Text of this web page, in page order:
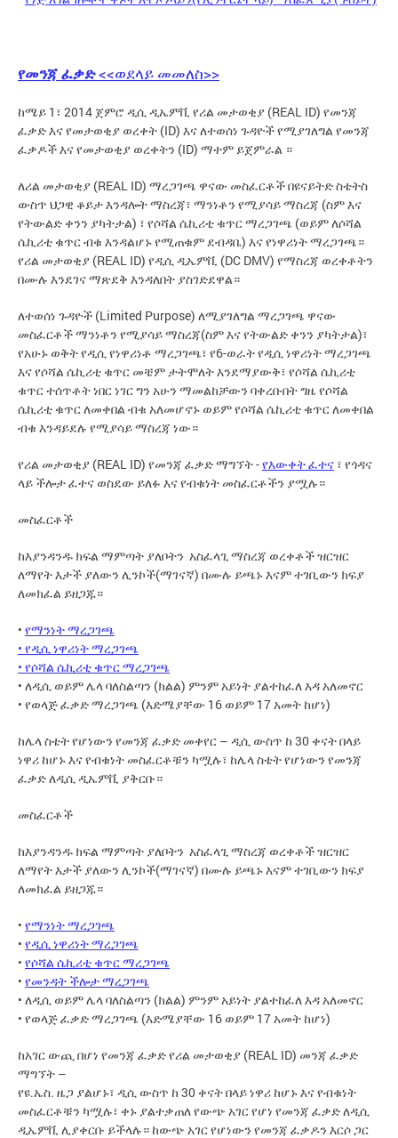
የመንጃ ፈቃድ<<ወደላይ መመለስ>>
ከሜይ 1፣ 2014 ጀምሮ ዲሲ ዲኤምቪ የሪል መታወቂያ (REAL ID) የመንጃ
ፈቃድ እና የመታወቂያ ወረቀት (ID) እና ለተወሰነ ጉዳዮች የሚያገለግል የመንጃ
ፈቃዶች እና የመታወቂያ ወረቀትን (ID) ማተም ይጀምራል ።
ለሪል መታወቂያ (REAL ID) ማረጋገጫ ዋናው መስፈርቶች በዩናይትድ ስቴትስ
ውስጥ ህጋዊ ቆይታ እንዳሎት ማስረጃ፣ ማንነቶን የሚያሳይ ማስረጃ (ስም እና
የትውልድ ቀንን ያካትታል) ፣ የሶሻል ሴኪሪቲ ቁጥር ማረጋገጫ (ወይም ለሶሻል
ሴኪሪቲ ቁጥር ብቁ እንዳልሆኑ የሚጠቁም ደብዳቤ) እና የነዋሪነት ማረጋገጫ።
የሪል መታወቂያ (REAL ID) የዲሲ ዲኤምቪ (DC DMV) የማስረጃ ወረቀቶትን
በሙሉ እንደገና ማጽደቅ እንዳለበት ያስገድደዋል።
ለተወሰነ ጉዳዮች (Limited Purpose) ለሚያገለግል ማረጋገጫ ዋናው
መስፈርቶች ማንነቶን የሚያሳይ ማስረጃ(ስም እና የትውልድ ቀንን ያካትታል)፣
የአሁኑ ወቅት የዲሲ የነዋሪነቶ ማረጋገጫ፣ የ6-ወራት የዲሲ ነዋሪነት ማረጋገጫ
እና የሶሻል ሴኪሪቲ ቁጥር መቼም ታትሞለት እንደማያውቅ፣ የሶሻል ሴኪሪቲ
ቁጥር ተሰጥቶት ነበር ነገር ግን አሁን ማመልከቻውን ባቀረቡበት ግዜ የሶሻል
ሴኪሪቲ ቁጥር ለመቀበል ብቁ አለመሆኖኑ ወይም የሶሻል ሴኪሪቲ ቁጥር ለመቀበል
ብቁ እንዳይደሉ የሚያሳይ ማስረጃ ነው።
የሪል መታወቂያ (REAL ID) የመንጃ ፈቃድ ማግኘት -የእውቀት ፈተና ፣ የጎዳና
ላይ ችሎታ ፈተና ወስደው ይለፉ እና የብቁነት መስፈርቶችን ያሟሉ።
መስፈርቶች
ከእያንዳንዱ ክፍል ማምጣት ያለቦትን አስፈላጊ ማስረጃ ወረቀቶች ዝርዝር
ለማየት እታች ያለውን ሊንኮች(ማገናኛ) በሙሉ ይጫኑ እናም ተገቢውን ክፍያ
ለመክፈል ይዘጋጁ።
• የማንነት ማረጋገጫ
• የዲሲ ነዋሪነት ማረጋገጫ
• የሶሻል ሴኪሪቲ ቁጥር ማረጋገጫ
• ለዲሲ ወይም ሌላ ባለስልጣን (ክልል) ምንም አይነት ያልተከፈለ እዳ አለመኖር
• የወላጅ ፈቃድ ማረጋገጫ (እድሜያቸው 16 ወይም 17 አመት ከሆነ)
ከሌላ ስቴት የሆነውን የመንጃ ፈቃድ መቀየር – ዲሲ ውስጥ ከ 30 ቀናት በላይ
ነዋሪ ከሆኑ እና የብቁነት መስፈርቶቹን ካሟሉ፣ ከሌላ ስቴት የሆነውን የመንጃ
ፈቃድ ለዲሲ ዲኤምቪ ያቅርቡ።
መስፈርቶች
ከእያንዳንዱ ክፍል ማምጣት ያለቦትን አስፈላጊ ማስረጃ ወረቀቶች ዝርዝር
ለማየት እታች ያለውን ሊንኮች(ማገናኛ) በሙሉ ይጫኑ እናም ተገቢውን ክፍያ
ለመክፈል ይዘጋጁ።
• የማንነት ማረጋገጫ
• የዲሲ ነዋሪነት ማረጋገጫ
• የሶሻል ሴኪሪቲ ቁጥር ማረጋገጫ
• የመንዳት ችሎታ ማረጋገጫ
• ለዲሲ ወይም ሌላ ባለስልጣን (ክልል) ምንም አይነት ያልተከፈለ እዳ አለመኖር
• የወላጅ ፈቃድ ማረጋገጫ (እድሜያቸው 16 ወይም 17 አመት ከሆነ)
ከአገር ውጪ በሆነ የመንጃ ፈቃድ የሪል መታወቂያ (REAL ID) መንጃ ፈቃድ
ማግኘት –
የዩ.ኤስ. ዜጋ ያልሆኑ፣ ዲሲ ውስጥ ከ 30 ቀናት በላይ ነዋሪ ከሆኑ እና የብቁነት
መስፈርቶቹን ካሟሉ፣ ቀኑ ያልተቃጠለ የውጭ አገር የሆነ የመንጃ ፈቃድ ለዲሲ
ዲኤምቪ ሊያቀርቡ ይችላሉ። ከውጭ አገር የሆነውን የመንጃ ፈቃዶን እርሶ ጋር